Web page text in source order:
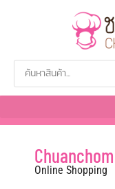
Online Shopping